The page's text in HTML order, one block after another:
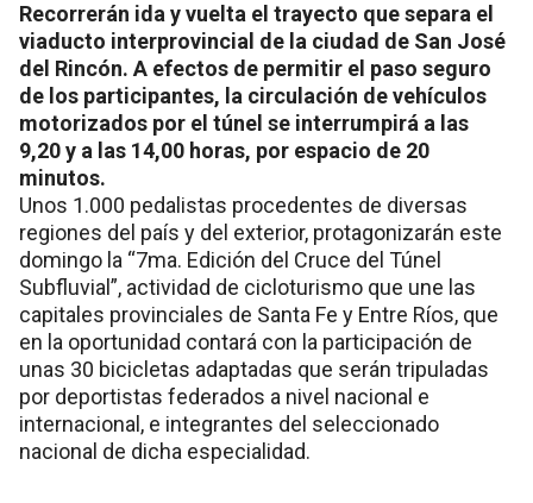
Recorrerán ida y vuelta el trayecto que separa el
viaducto interprovincial de la ciudad de San José
del Rincón. A efectos de permitir el paso seguro
de los participantes, la circulación de vehículos
motorizados por el túnel se interrumpirá a las
9,20 y a las 14,00 horas, por espacio de 20
minutos.
Unos 1.000 pedalistas procedentes de diversas
regiones del país y del exterior, protagonizarán este
domingo la “7ma. Edición del Cruce del Túnel
Subfluvial”, actividad de cicloturismo que une las
capitales provinciales de Santa Fe y Entre Ríos, que
en la oportunidad contará con la participación de
unas 30 bicicletas adaptadas que serán tripuladas
por deportistas federados a nivel nacional e
internacional, e integrantes del seleccionado
nacional de dicha especialidad.